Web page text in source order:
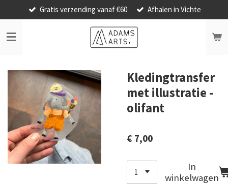
direct
naar
de
Gratis verzending vanaf €60 Afhalen in Vichte
Kledingtransfer
met illustratie -
olifant
€ 7,00
In
winkelwagen